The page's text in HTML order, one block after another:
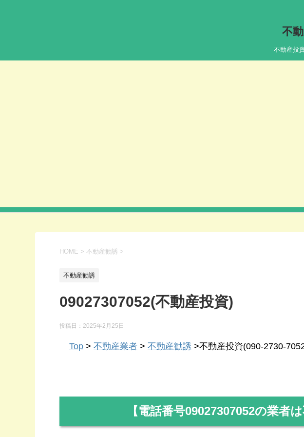
不
不動産投
HOME > 不動産勧誘 >
不動産勧誘
09027307052(不動産投資)
投稿日： 2025年2月25日
Top > 不動産業者 > 不動産勧誘 >不動産投資(090-2730-
【電話番号09027307052の業者は